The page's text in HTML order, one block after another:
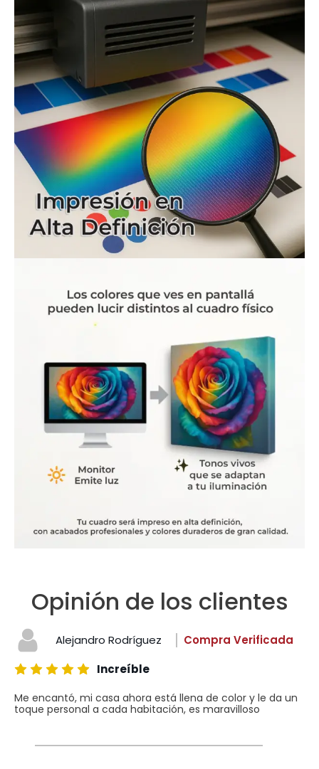
Opinión de los clientes
Alejandro Rodríguez
Compra Verificada
Increíble
Me encantó, mi casa ahora está llena de color y le da un
toque personal a cada habitación, es maravilloso